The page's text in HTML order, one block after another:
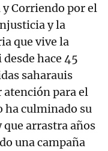
Corriendo por el
y la
que vive la
hace 45
saharauis
para el
ha culminado su
arrastra años
una campaña